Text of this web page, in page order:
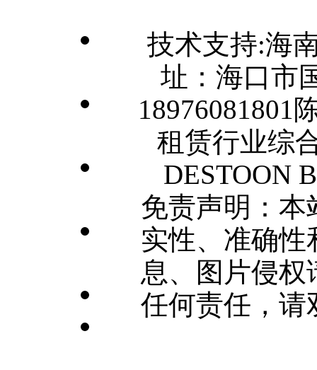
技术支持:海
址：海口市
18976081801
租赁行业综
DESTOON
免责声明：本
实性、准确性
息、图片侵权
任何责任，请